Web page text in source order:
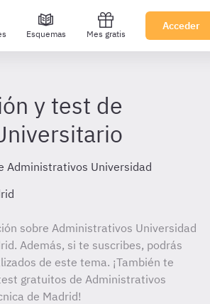
Esquemas Mes gratis
Acceder
y test de
Administrativos Universidad
sobre Administrativos Universidad
Además, si te suscribes, podrás
de este tema. ¡También te
gratuitos de Administrativos
de Madrid!